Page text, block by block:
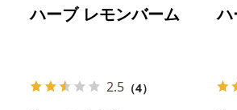
ハーブ レモンバーム
2.5 （4）
ハ